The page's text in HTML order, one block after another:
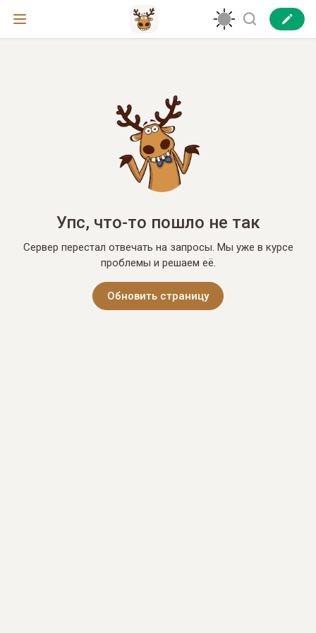
Упс, что-то пошло не так
Сервер перестал отвечать на запросы. Мы уже в курсе
проблемы и решаем её.
Обновить страницу